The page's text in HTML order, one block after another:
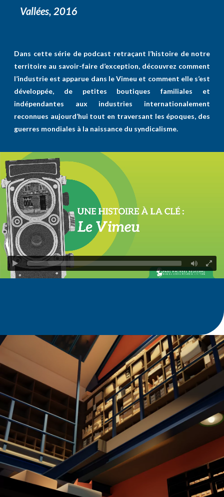
Vallées, 2016
Dans cette série de podcast retraçant l’histoire de notre
territoire au savoir-faire d’exception, découvrez comment
l’industrie est apparue dans le Vimeu et comment elle s’est
développée, de petites boutiques familiales et
indépendantes aux industries internationalement
reconnues aujourd’hui tout en traversant les époques, des
guerres mondiales à la naissance du syndicalisme.